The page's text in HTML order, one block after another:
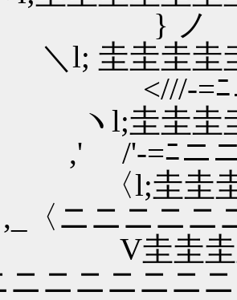
} ノ ｨrf(
圭圭圭圭
=ﾆニニ
圭圭圭圭
,' /'-=ﾆニニ
圭圭圭圭
〈ニニニニニ
圭圭圭
ニニニニニニ